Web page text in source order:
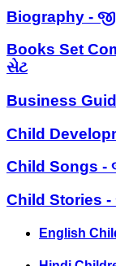
Biography -
Books Set
સેટ
Business
Child
Child Songs -
Child Stories -
English